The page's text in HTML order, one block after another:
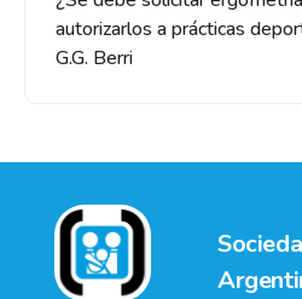
autorizarlos a prácticas
G.G. Berri